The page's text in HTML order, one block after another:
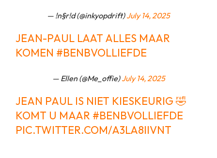
— !n§r!d (@inkyopdrift)July 14, 2025
JEAN-PAUL LAAT ALLES MAAR
KOMEN #BENBVOLLIEFDE
— Ellen (@Me_offie)July 14, 2025
JEAN PAUL IS NIET KIESKEURIG 🤣
KOMT U MAAR #BENBVOLLIEFDE
PIC.TWITTER.COM/A3LA8IIVNT